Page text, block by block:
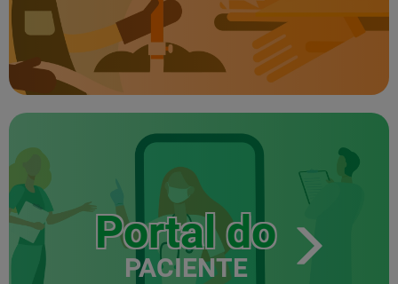
Portal do
PACIENTE